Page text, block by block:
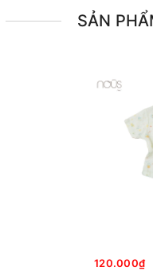
SẢN
120.000₫